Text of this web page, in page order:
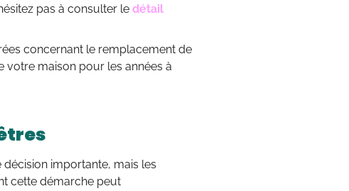
pas à consulter le détail
concernant le remplacement de
votre maison pour les années à
importante, mais les
cette démarche peut